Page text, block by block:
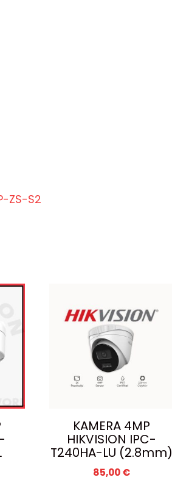
ZS-S2
KAMERA 4MP
HIKVISION IPC-
T240HA-LU (2.8mm)
85,00€